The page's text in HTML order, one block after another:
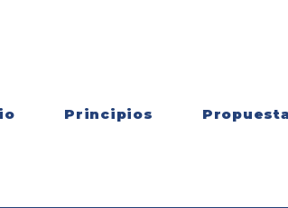
Principios